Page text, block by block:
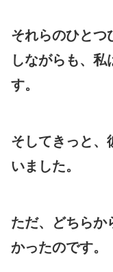
それらのひとつ
しながらも、
す。
そしてきっと、
いました。
ただ、どちらか
かったのです。